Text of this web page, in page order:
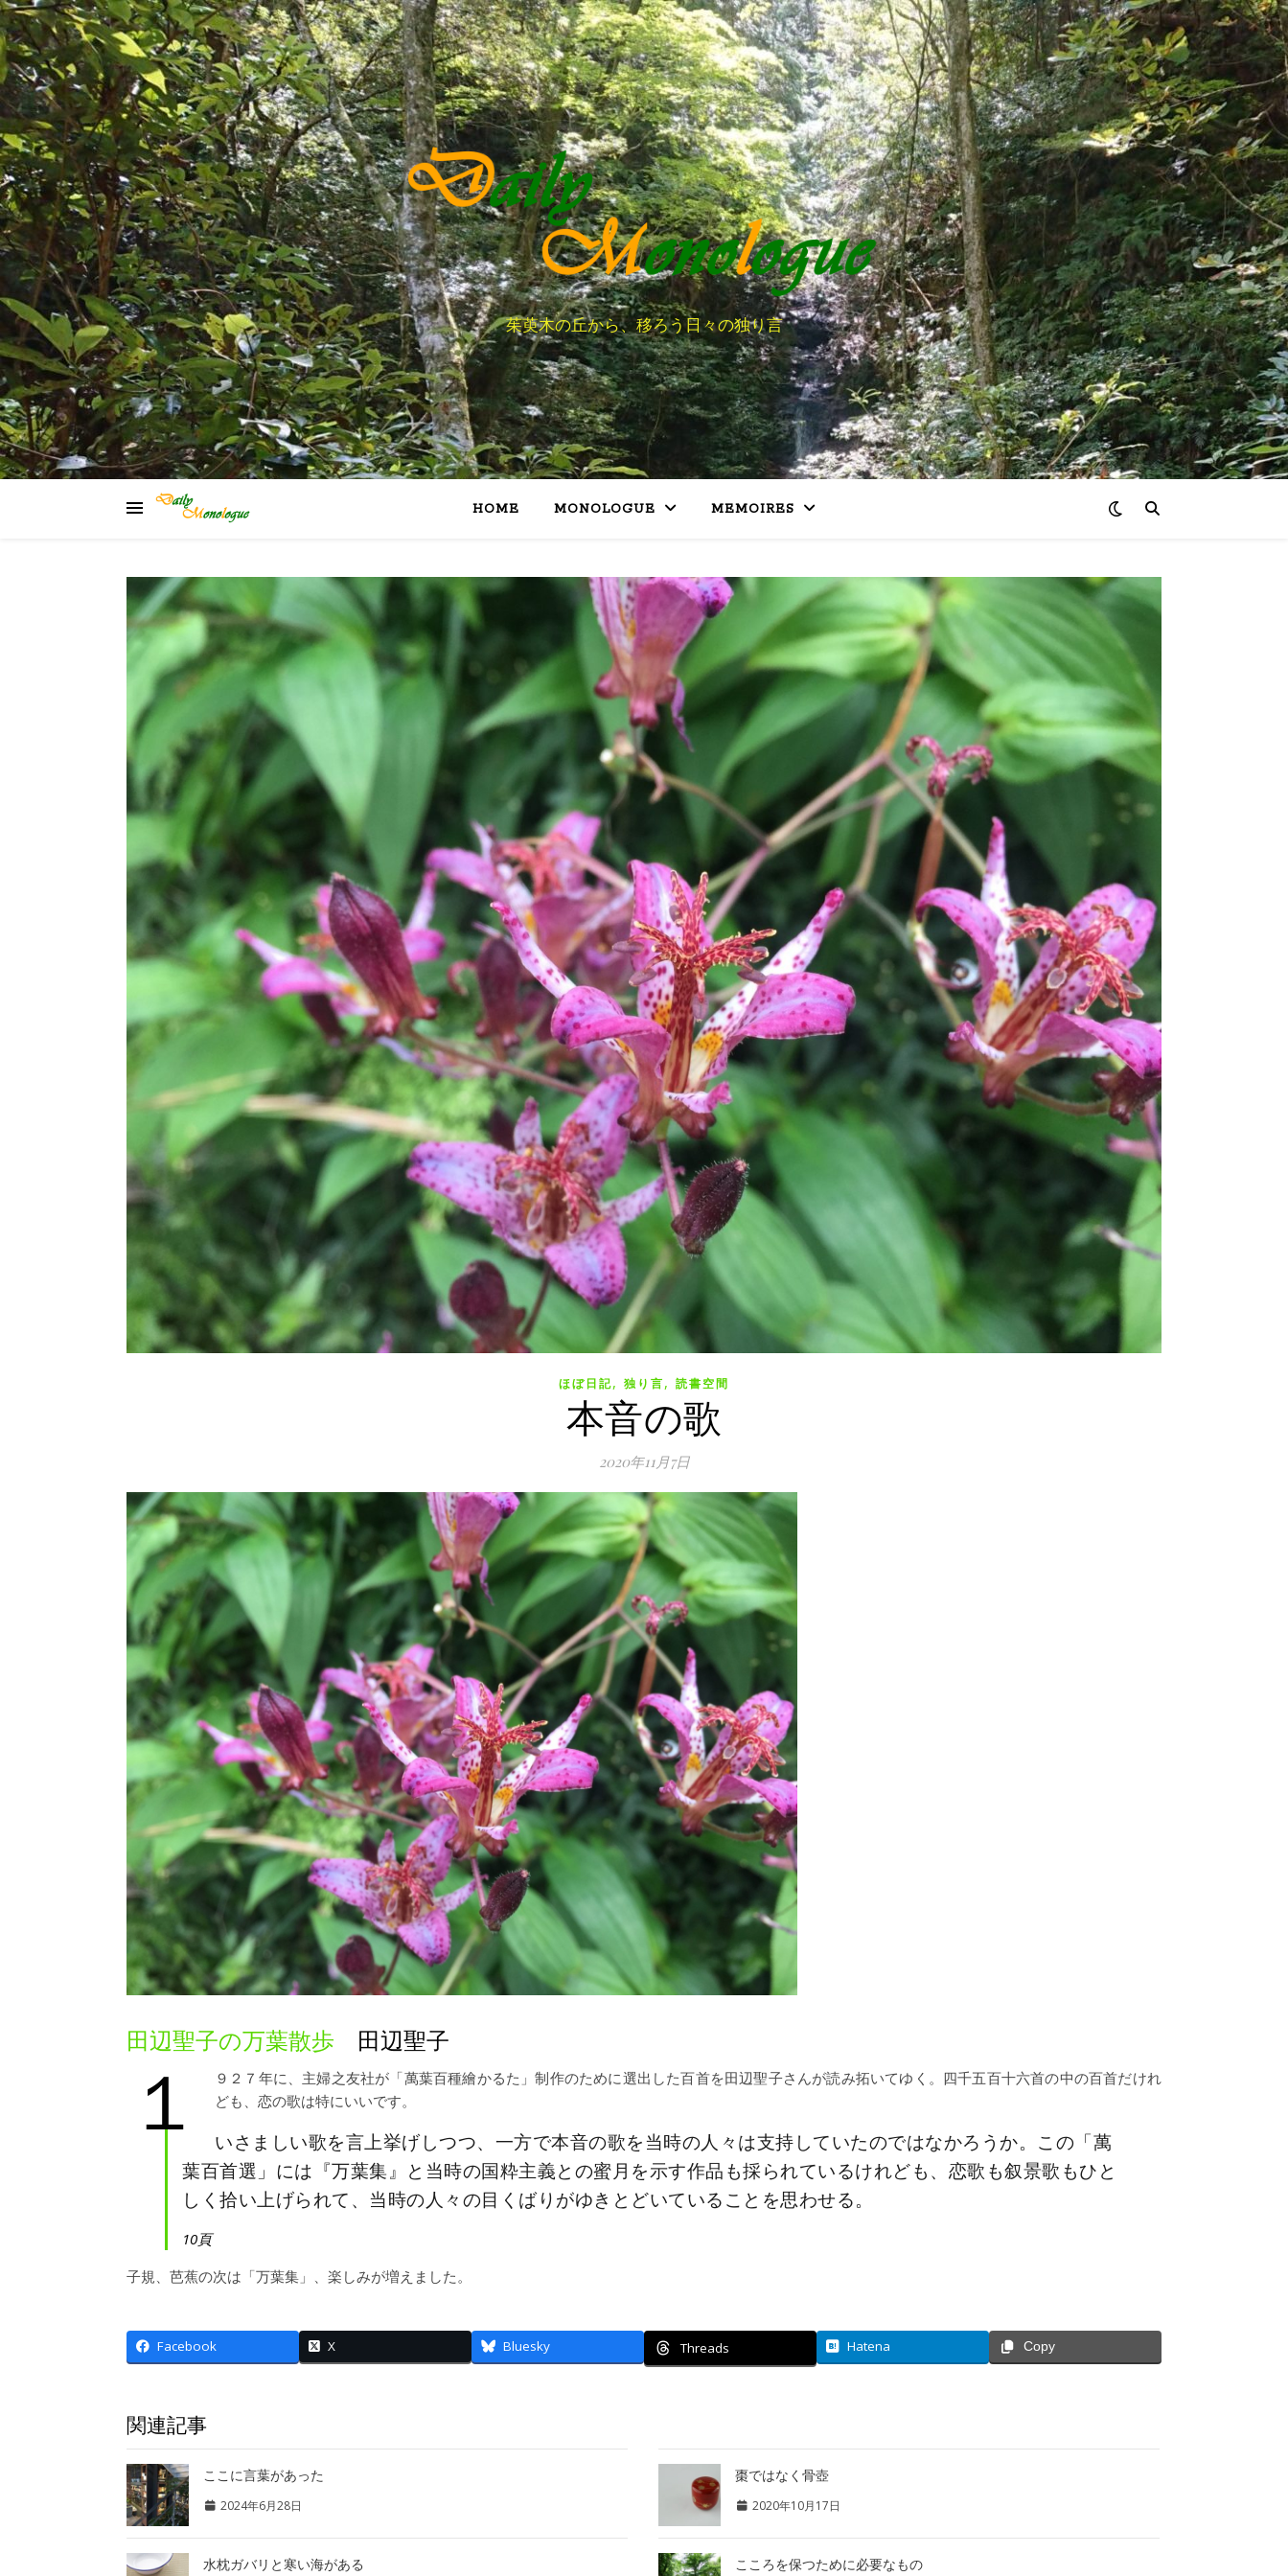
茱萸木の丘から、移ろう日々の独り言
HOME MONOLOGUE MEMOIRES
ほぼ日記, 独り言, 読書空間
本音の歌
2020年11月7日
田辺聖子の万葉散歩 田辺聖子
１
９２７年に、主婦之友社が「萬葉百種繪かるた」制作のために選出した百首を田辺聖子さんが読み拓いてゆく。四千五百十六首の中の百首だけれ
ども、恋の歌は特にいいです。
いさましい歌を言上挙げしつつ、一方で本音の歌を当時の人々は支持していたのではなかろうか。この「萬
葉百首選」には『万葉集』と当時の国粋主義との蜜月を示す作品も採られているけれども、恋歌も叙景歌もひと
しく拾い上げられて、当時の人々の目くばりがゆきとどいていることを思わせる。
10頁
子規、芭蕉の次は「万葉集」、楽しみが増えました。
Facebook X Bluesky Threads Hatena Copy
関連記事
ここに言葉があった
2024年6月28日
棗ではなく骨壺
2020年10月17日
水枕ガバリと寒い海がある こころを保つために必要なもの